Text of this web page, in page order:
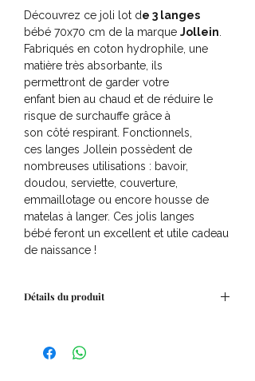
Découvrez ce joli lot de 3 langes
bébé 70x70 cm de la marque Jollein.
Fabriqués en coton hydrophile, une
matière très absorbante, ils
permettront de garder votre
enfant bien au chaud et de réduire le
risque de surchauffe grâce à
son côté respirant. Fonctionnels,
ces langes Jollein possèdent de
nombreuses utilisations : bavoir,
doudou, serviette, couverture,
emmaillotage ou encore housse de
matelas à langer. Ces jolis langes
bébé feront un excellent et utile cadeau
de naissance !
Détails du produit
Âge : Dès la naissance
Matière : 100% coton hydrophile